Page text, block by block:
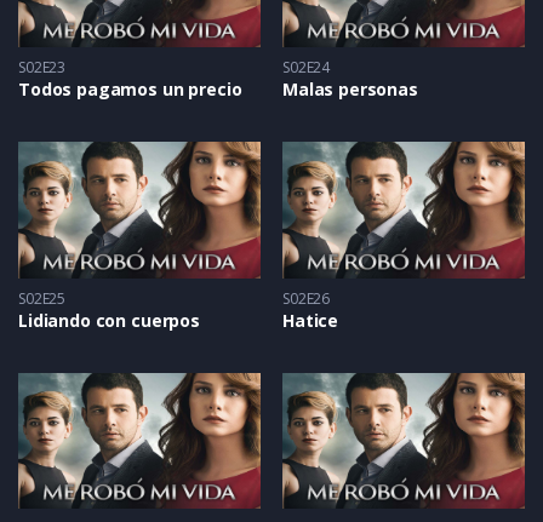
S02E23
Todos pagamos un precio
S02E24
Malas personas
S02E25
Lidiando con cuerpos
S02E26
Hatice